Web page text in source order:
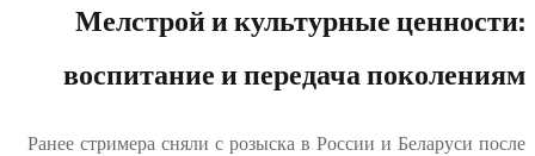
Мелстрой и культурные
воспитание и передача
Ранее стримера сняли с розыска в России и